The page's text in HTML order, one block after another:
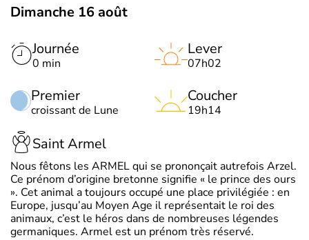
Dimanche 16 août
Journée
0 min
Premier
croissant de Lune
Lever
07h02
Coucher
19h14
Saint Armel
Nous fêtons les ARMEL qui se prononçait autrefois Arzel.
Ce prénom d’origine bretonne signifie « le prince des ours
». Cet animal a toujours occupé une place privilégiée : en
Europe, jusqu’au Moyen Age il représentait le roi des
animaux, c’est le héros dans de nombreuses légendes
germaniques. Armel est un prénom très réservé.